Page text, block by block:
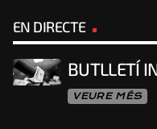
EN DIRECTE
BUTLLETÍ
VEURE MÉS